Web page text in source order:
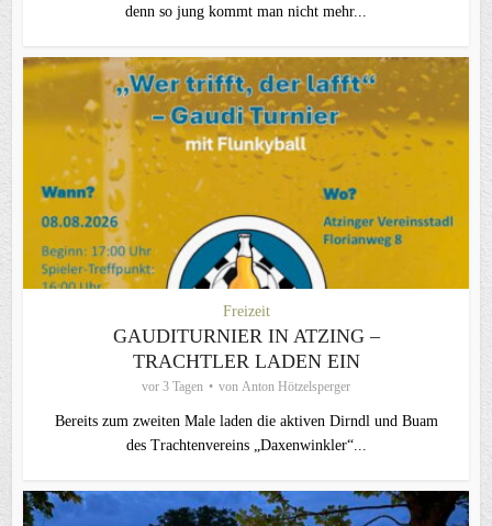
denn so jung kommt man nicht mehr...
Freizeit
GAUDITURNIER IN ATZING –
TRACHTLER LADEN EIN
vor 3 Tagen von Anton Hötzelsperger
Bereits zum zweiten Male laden die aktiven Dirndl und Buam
des Trachtenvereins „Daxenwinkler“...